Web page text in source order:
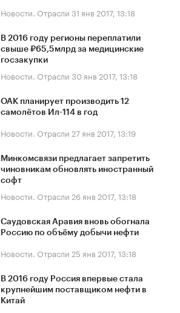
Новости. Отрасли 31 янв 2017, 13:18
В 2016 году регионы переплатили
свыше ₽65,5млрд за медицинские
госзакупки
Новости. Отрасли 30 янв 2017, 13:18
ОАК планирует производить 12
самолётов Ил-114 в год
Новости. Отрасли 27 янв 2017, 13:19
Минкомсвязи предлагает запретить
чиновникам обновлять иностранный
софт
Новости. Отрасли 26 янв 2017, 13:18
Саудовская Аравия вновь обогнала
Россию по объёму добычи нефти
Новости. Отрасли 25 янв 2017, 13:18
В 2016 году Россия впервые стала
крупнейшим поставщиком нефти в
Китай